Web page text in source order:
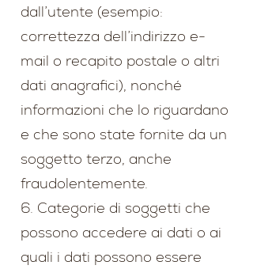
dall’utente (esempio:
correttezza dell’indirizzo e-
mail o recapito postale o altri
dati anagrafici), nonché
informazioni che lo riguardano
e che sono state fornite da un
soggetto terzo, anche
fraudolentemente.
6. Categorie di soggetti che
possono accedere ai dati o ai
quali i dati possono essere